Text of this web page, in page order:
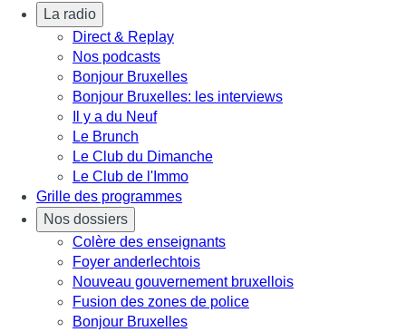
La radio
Direct & Replay
Nos podcasts
Bonjour Bruxelles
Bonjour Bruxelles: les interviews
Il y a du Neuf
Le Brunch
Le Club du Dimanche
Le Club de l'Immo
Grille des programmes
Nos dossiers
Colère des enseignants
Foyer anderlechtois
Nouveau gouvernement bruxellois
Fusion des zones de police
Bonjour Bruxelles